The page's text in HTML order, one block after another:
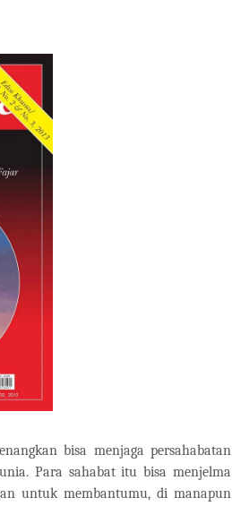
bisa menjaga persahabatan
Para sahabat itu bisa menjelma
untuk membantumu, di manapun